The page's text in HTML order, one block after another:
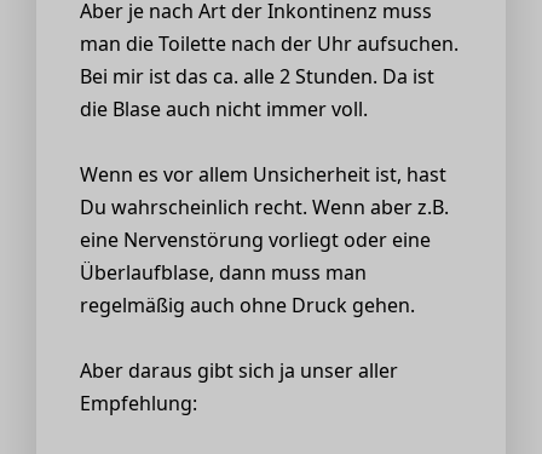
Aber je nach Art der Inkontinenz muss
man die Toilette nach der Uhr aufsuchen.
Bei mir ist das ca. alle 2 Stunden. Da ist
die Blase auch nicht immer voll.
Wenn es vor allem Unsicherheit ist, hast
Du wahrscheinlich recht. Wenn aber z.B.
eine Nervenstörung vorliegt oder eine
Überlaufblase, dann muss man
regelmäßig auch ohne Druck gehen.
Aber daraus gibt sich ja unser aller
Empfehlung: